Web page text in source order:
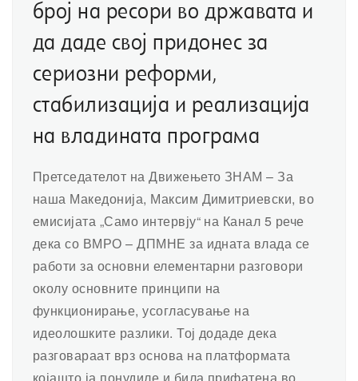
број на ресори во државата и
да даде свој придонес за
сериозни реформи,
стабилизација и реализација
на владината програма
Претседателот на Движењето ЗНАМ – За
наша Македонија, Максим Димитриевски, во
емисијата „Само интервју“ на Канал 5 рече
дека со ВМРО – ДПМНЕ за идната влада се
работи за основни елементарни разговори
околу основните принципи на
функционирање, усогласување на
идеолошките разлики. Тој додаде дека
разговараат врз основа на платформата
којашто ја понудиле и била прифатена во